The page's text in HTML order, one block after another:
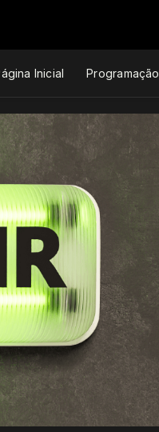
Inicial Programação